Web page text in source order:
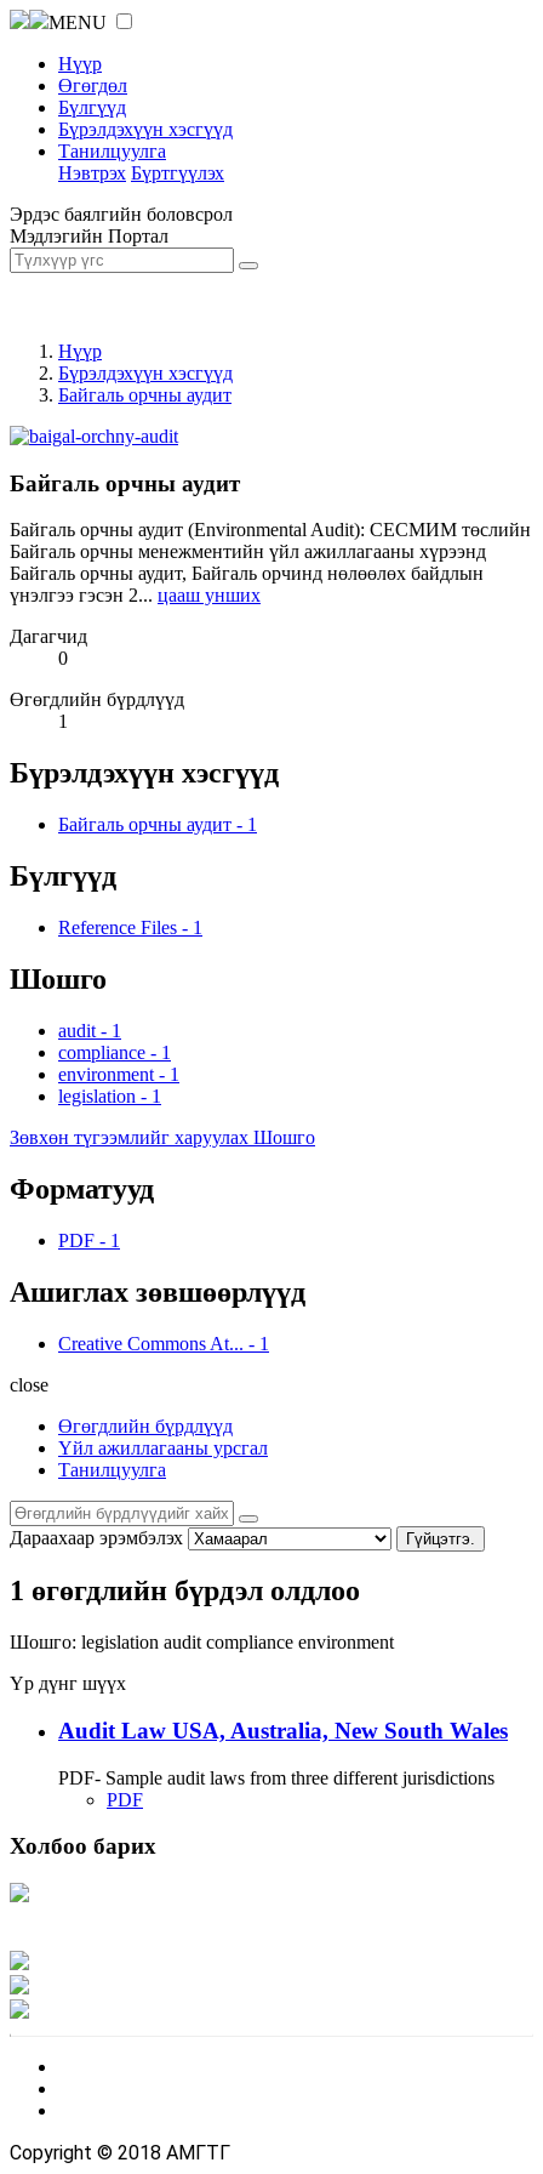
MENU
Нүүр
Өгөгдөл
Бүлгүүд
Бүрэлдэхүүн хэсгүүд
Танилцуулга
Нэвтрэх Бүртгүүлэх
Эрдэс баялгийн боловсрол
Мэдлэгийн Портал
Нүүр
Бүрэлдэхүүн хэсгүүд
Байгаль орчны аудит
Байгаль орчны аудит
Байгаль орчны аудит (Environmental Audit): СЕСМИМ төслийн
Байгаль орчны менежментийн үйл ажиллагааны хүрээнд
Байгаль орчны аудит, Байгаль орчинд нөлөөлөх байдлын
үнэлгээ гэсэн 2... цааш унших
Дагагчид
0
Өгөгдлийн бүрдлүүд
1
Бүрэлдэхүүн хэсгүүд
Байгаль орчны аудит - 1
Бүлгүүд
Reference Files - 1
Шошго
audit - 1
compliance - 1
environment - 1
legislation - 1
Зөвхөн түгээмлийг харуулах Шошго
Форматууд
PDF - 1
Ашиглах зөвшөөрлүүд
Creative Commons At... - 1
close
Өгөгдлийн бүрдлүүд
Үйл ажиллагааны урсгал
Танилцуулга
Дараахаар эрэмбэлэх Гүйцэтгэ.
1 өгөгдлийн бүрдэл олдлоо
Шошго: legislation audit compliance environment
Үр дүнг шүүх
Audit Law USA, Australia, New South Wales
PDF- Sample audit laws from three different jurisdictions
PDF
Холбоо барих
Copyright © 2018 АМГТГ